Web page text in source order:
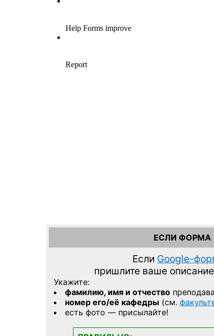
ЕСЛИ ФОРМА
Если Google-
пришлите ваше
Укажите:
фамилию, имя и отчество
номер его/её кафедры(см.
есть фото — присылайте!